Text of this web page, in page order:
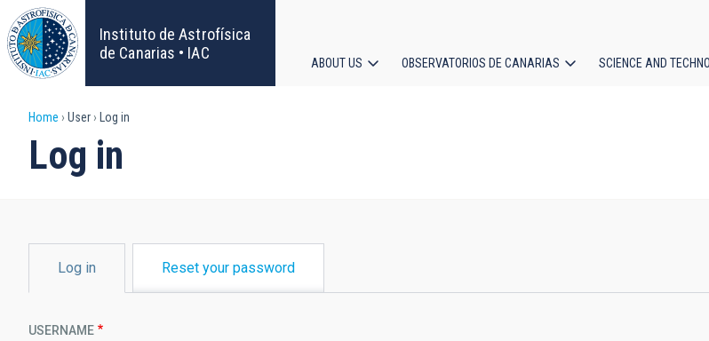
Skip
to
main
content
Instituto de Astrofísica
de Canarias • IAC
ABOUT US OBSERVATORIOS DE CANARIAS SCIENCE AND
Breadcrumb
Home User Log in
Log in
TABSLog in Reset your password
USERNAME